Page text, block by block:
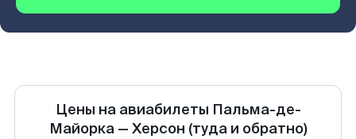
Цены на авиабилеты Пальма-де-
Майорка— Херсон (туда и обратно)